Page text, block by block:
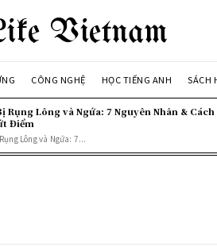
Vietnam
CÔNG NGHỆ HỌC TIẾNG ANH SÁCH
Rụng Lông và Ngứa: 7 Nguyên Nhân & Cách
Điểm
Lông và Ngứa: 7...